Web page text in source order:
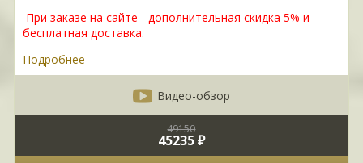
При заказе на сайте - дополнительная скидка 5% и
бесплатная доставка.
Подробнее
Видео-обзор
49150
45235 ₽